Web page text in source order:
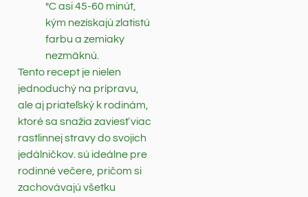
°C asi 45-60 minút,
kým nezískajú zlatistú
farbu a zemiaky
nezmäknú.
Tento recept je nielen
jednoduchý na prípravu,
ale aj priateľský k rodinám,
ktoré sa snažia zaviesť viac
rastlinnej stravy do svojich
jedálničkov. sú ideálne pre
rodinné večere, pričom si
zachovávajú všetku